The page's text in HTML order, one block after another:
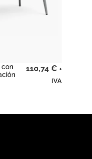
con
110,74 € +
IVA